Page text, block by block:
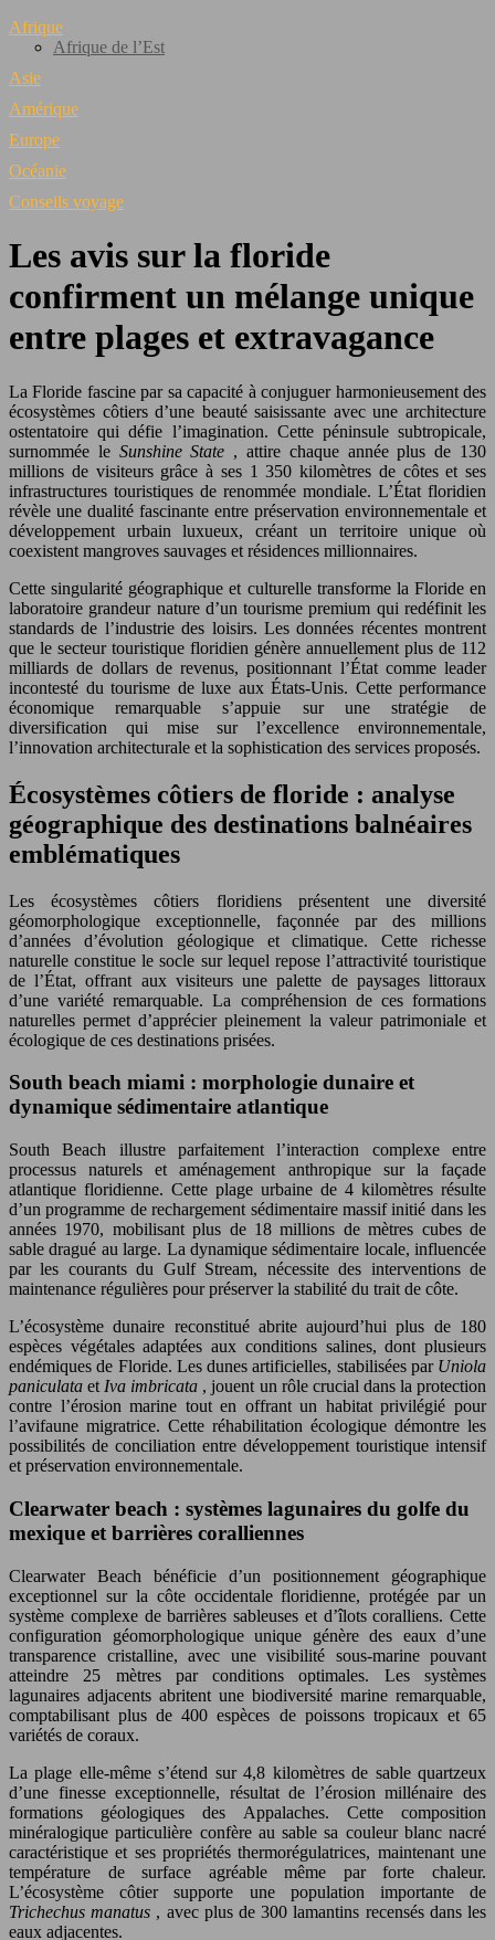
Afrique
Afrique de l’Est
Asie
Amérique
Europe
Océanie
Conseils voyage
Les avis sur la floride
confirment un mélange unique
entre plages et extravagance
La Floride fascine par sa capacité à conjuguer harmonieusement des
écosystèmes côtiers d’une beauté saisissante avec une architecture
ostentatoire qui défie l’imagination. Cette péninsule subtropicale,
surnommée le Sunshine State , attire chaque année plus de 130
millions de visiteurs grâce à ses 1 350 kilomètres de côtes et ses
infrastructures touristiques de renommée mondiale. L’État floridien
révèle une dualité fascinante entre préservation environnementale et
développement urbain luxueux, créant un territoire unique où
coexistent mangroves sauvages et résidences millionnaires.
Cette singularité géographique et culturelle transforme la Floride en
laboratoire grandeur nature d’un tourisme premium qui redéfinit les
standards de l’industrie des loisirs. Les données récentes montrent
que le secteur touristique floridien génère annuellement plus de 112
milliards de dollars de revenus, positionnant l’État comme leader
incontesté du tourisme de luxe aux États-Unis. Cette performance
économique remarquable s’appuie sur une stratégie de
diversification qui mise sur l’excellence environnementale,
l’innovation architecturale et la sophistication des services proposés.
Écosystèmes côtiers de floride : analyse
géographique des destinations balnéaires
emblématiques
Les écosystèmes côtiers floridiens présentent une diversité
géomorphologique exceptionnelle, façonnée par des millions
d’années d’évolution géologique et climatique. Cette richesse
naturelle constitue le socle sur lequel repose l’attractivité touristique
de l’État, offrant aux visiteurs une palette de paysages littoraux
d’une variété remarquable. La compréhension de ces formations
naturelles permet d’apprécier pleinement la valeur patrimoniale et
écologique de ces destinations prisées.
South beach miami : morphologie dunaire et
dynamique sédimentaire atlantique
South Beach illustre parfaitement l’interaction complexe entre
processus naturels et aménagement anthropique sur la façade
atlantique floridienne. Cette plage urbaine de 4 kilomètres résulte
d’un programme de rechargement sédimentaire massif initié dans les
années 1970, mobilisant plus de 18 millions de mètres cubes de
sable dragué au large. La dynamique sédimentaire locale, influencée
par les courants du Gulf Stream, nécessite des interventions de
maintenance régulières pour préserver la stabilité du trait de côte.
L’écosystème dunaire reconstitué abrite aujourd’hui plus de 180
espèces végétales adaptées aux conditions salines, dont plusieurs
endémiques de Floride. Les dunes artificielles, stabilisées par Uniola
paniculataet Iva imbricata , jouent un rôle crucial dans la protection
contre l’érosion marine tout en offrant un habitat privilégié pour
l’avifaune migratrice. Cette réhabilitation écologique démontre les
possibilités de conciliation entre développement touristique intensif
et préservation environnementale.
Clearwater beach : systèmes lagunaires du golfe du
mexique et barrières coralliennes
Clearwater Beach bénéficie d’un positionnement géographique
exceptionnel sur la côte occidentale floridienne, protégée par un
système complexe de barrières sableuses et d’îlots coralliens. Cette
configuration géomorphologique unique génère des eaux d’une
transparence cristalline, avec une visibilité sous-marine pouvant
atteindre 25 mètres par conditions optimales. Les systèmes
lagunaires adjacents abritent une biodiversité marine remarquable,
comptabilisant plus de 400 espèces de poissons tropicaux et 65
variétés de coraux.
La plage elle-même s’étend sur 4,8 kilomètres de sable quartzeux
d’une finesse exceptionnelle, résultat de l’érosion millénaire des
formations géologiques des Appalaches. Cette composition
minéralogique particulière confère au sable sa couleur blanc nacré
caractéristique et ses propriétés thermorégulatrices, maintenant une
température de surface agréable même par forte chaleur.
L’écosystème côtier supporte une population importante de
Trichechus manatus , avec plus de 300 lamantins recensés dans les
eaux adjacentes.